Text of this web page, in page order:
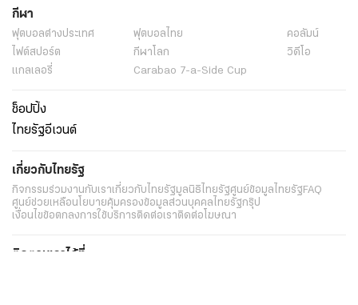
กีฬา
ฟุตบอลต่่างประเทศ ฟุตบอลไทย
คอลัมน์
ไฟต์สปอร์ต
กีฬาโลก
วิดีโอ
แกลเลอรี่
Carabao 7-a-Side Cup
ช็อปปิ้ง
ไทยรัฐอีเวนต์
เกี่ยวกับไทยรัฐ
กิจกรรมร่วมงานกับเราเกี่ยวกับไทยรัฐมูลนิธิไทยรัฐศูนย์ข้อมูลไทยรัฐFAQ
ศูนย์ช่วยเหลือนโยบายคุ้มครองข้อมูลส่วนบุคคลไทยรัฐกรุ๊ป
เงื่อนไขข้อตกลงการใช้บริการติดต่อเราติดต่อโฆษณา
ติดตามเราได้ที่